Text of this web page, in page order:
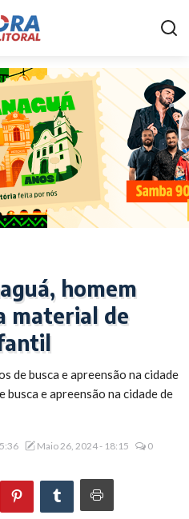
homem
material de
de busca e apreensão na cidade
busca e apreensão na cidade de
Maio 26, 2024 - 18:15 0